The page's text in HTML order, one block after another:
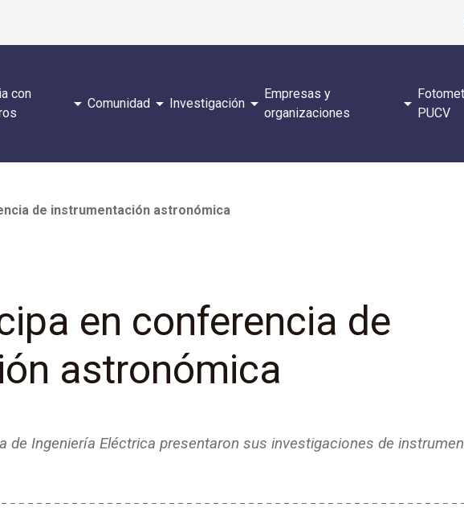
con
arrow_drop_down Comunidadarrow_drop_down Investigaciónarrow_drop_down
Empresas y
organizaciones
arrow_drop_down PUCV
de instrumentación astronómica
en conferencia de
astronómica
de Ingeniería Eléctrica presentaron sus investigaciones de